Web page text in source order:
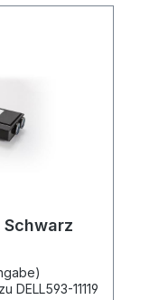
Schwarz
DELL593-11119